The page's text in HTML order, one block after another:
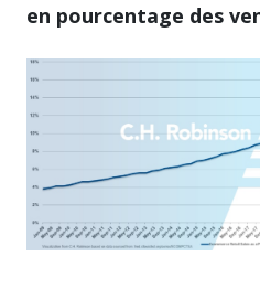
en pourcentage des